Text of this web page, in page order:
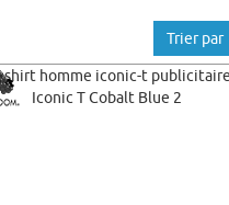
Trier par